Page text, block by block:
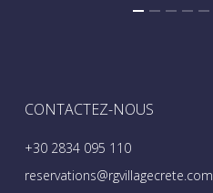
CONTACTEZ-NOUS
+30 2834 095 110
reservations@rgvillagecrete.com